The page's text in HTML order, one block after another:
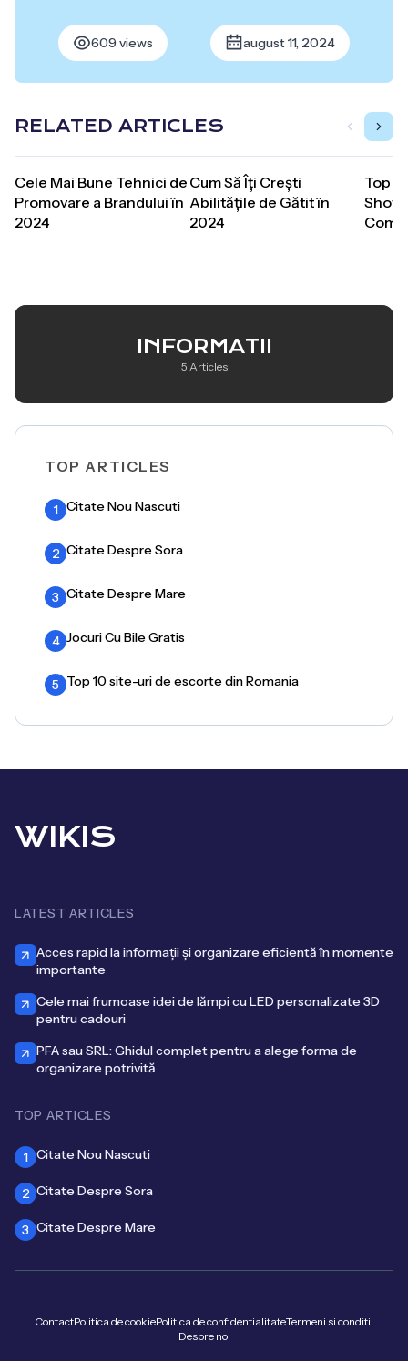
609 views august 11, 2024
RELATED ARTICLES
Cele Mai Bune Tehnici de
Promovare a Brandului în
2024
Cum Să Îți Crești
Abilitățile de Gătit în
2024
Top
INFORMATII
5 Articles
TOP ARTICLES
1 Citate Nou Nascuti
2 Citate Despre Sora
3 Citate Despre Mare
4 Jocuri Cu Bile Gratis
5 Top 10 site-uri de escorte din Romania
WIKIS
LATEST ARTICLES
Acces rapid la informații și organizare eficientă în momente
importante
Cele mai frumoase idei de lămpi cu LED personalizate 3D
pentru cadouri
PFA sau SRL: Ghidul complet pentru a alege forma de
organizare potrivită
TOP ARTICLES
1 Citate Nou Nascuti
2 Citate Despre Sora
3 Citate Despre Mare
ContactPolitica de cookiePolitica de confidentialitateTermeni si conditii
Despre noi